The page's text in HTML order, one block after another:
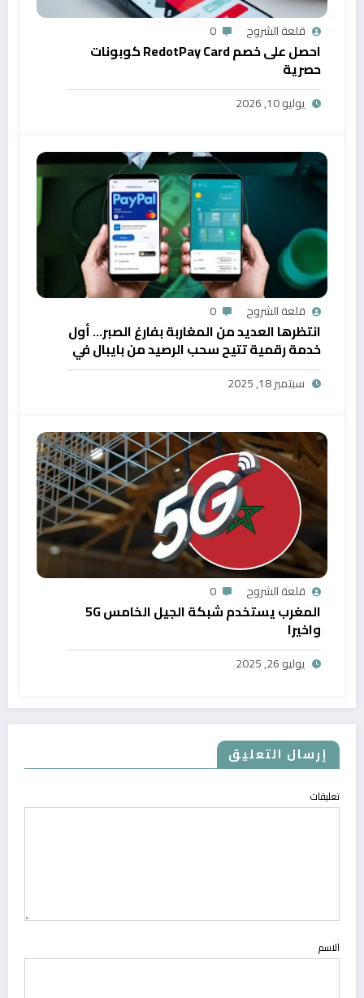
قلعة الشروح 0
احصل على خصم RedotPay Card كوبونات
حصرية
يوليو 10, 2026
قلعة الشروح 0
انتظرها العديد من المغاربة بفارغ الصبر… أول
خدمة رقمية تتيح سحب الرصيد من بايبال في
المغرب
سبتمبر 18, 2025
قلعة الشروح 0
المغرب يستخدم شبكة الجيل الخامس 5G
واخيرا
يوليو 26, 2025
إرسال التعليق
تعليقات
الاسم